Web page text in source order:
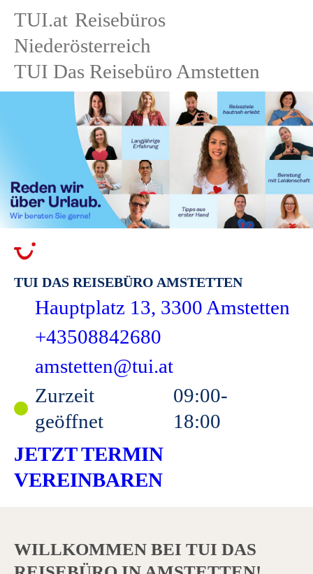
TUI.at Reisebüros
Niederösterreich
TUI Das Reisebüro Amstetten
TUI DAS REISEBÜRO AMSTETTEN
Hauptplatz 13, 3300 Amstetten
+43508842680
amstetten@tui.at
Zurzeit
geöffnet
09:00-
18:00
JETZT TERMIN
VEREINBAREN
WILLKOMMEN BEI TUI DAS